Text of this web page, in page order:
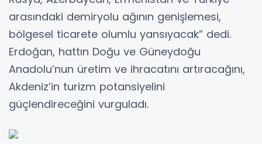
arasındaki demiryolu ağının genişlemesi,
bölgesel ticarete olumlu yansıyacak” dedi.
Erdoğan, hattın Doğu ve Güneydoğu
Anadolu’nun üretim ve ihracatını artıracağını,
Akdeniz’in turizm potansiyelini
güçlendireceğini vurguladı.